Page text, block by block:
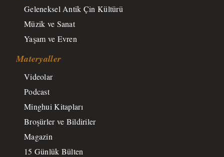
Geleneksel Antik Çin Kültürü
Müzik ve Sanat
Yaşam ve Evren
Materyaller
Videolar
Podcast
Minghui Kitapları
Broşürler ve Bildiriler
Magazin
15 Günlük Bülten